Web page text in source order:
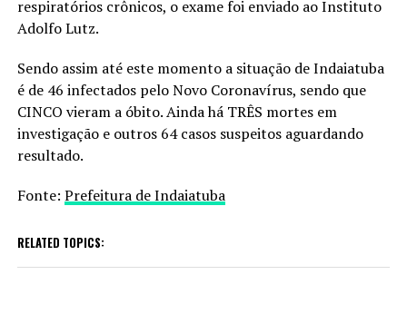
respiratórios crônicos, o exame foi enviado ao Instituto
Adolfo Lutz.
Sendo assim até este momento a situação de Indaiatuba
é de 46 infectados pelo Novo Coronavírus, sendo que
CINCO vieram a óbito. Ainda há TRÊS mortes em
investigação e outros 64 casos suspeitos aguardando
resultado.
Fonte: Prefeitura de Indaiatuba
RELATED TOPICS: